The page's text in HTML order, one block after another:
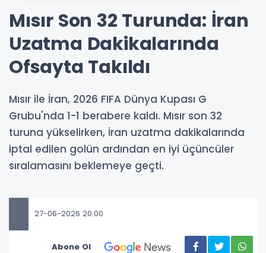
Mısır Son 32 Turunda: İran
Uzatma Dakikalarında
Ofsayta Takıldı
Mısır ile İran, 2026 FIFA Dünya Kupası G
Grubu'nda 1-1 berabere kaldı. Mısır son 32
turuna yükselirken, İran uzatma dakikalarında
iptal edilen golün ardından en iyi üçüncüler
sıralamasını beklemeye geçti.
27-06-2026 20:00
Abone Ol